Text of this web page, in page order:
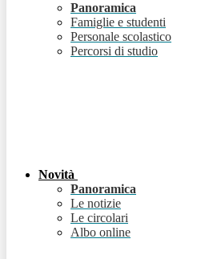
Panoramica
Famiglie e studenti
Personale scolastico
Percorsi di studio
Novità
Panoramica
Le notizie
Le circolari
Albo online